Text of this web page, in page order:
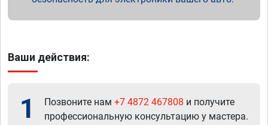
Ваши действия:
1 Позвоните нам +7 4872 467808 и получите
профессиональную консультацию у мастера.